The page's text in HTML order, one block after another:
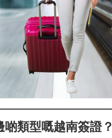
類型嘅越南簽證？